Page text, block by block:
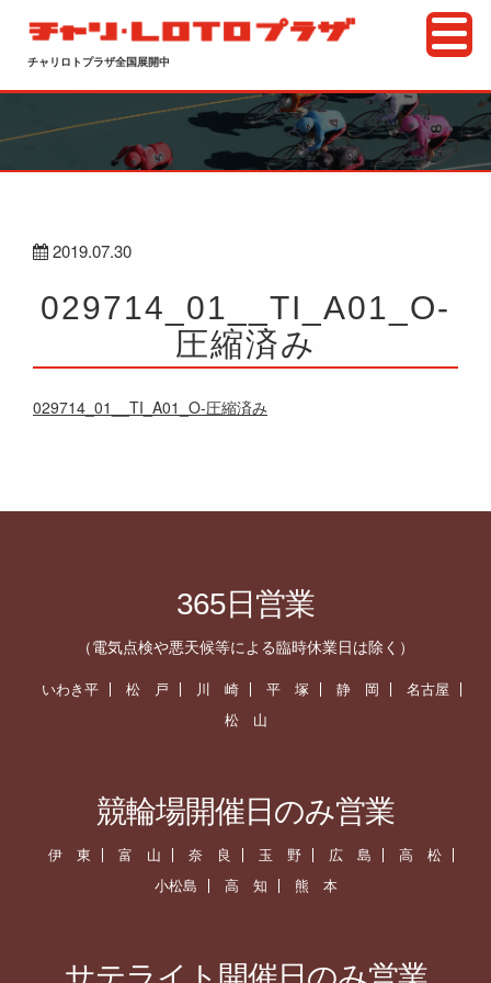
チャリロトプラザ全国展開中
2019.07.30
029714_01__TI_A01_O-
圧縮済み
029714_01__TI_A01_O-圧縮済み
365日営業
（電気点検や悪天候等による臨時休業日は除く）
いわき平 松 戸 川 崎 平 塚 静 岡
名古屋
松 山
競輪場開催日のみ営業
伊 東 富 山 奈 良 玉 野 広 島
高 松
小松島
高 知 熊 本